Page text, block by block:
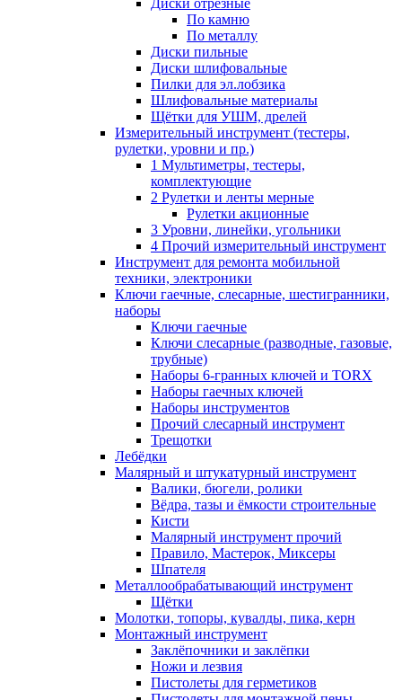
Диски отрезные
По камню
По металлу
Диски пильные
Диски шлифовальные
Пилки для эл.лобзика
Шлифовальные материалы
Щётки для УШМ, дрелей
Измерительный инструмент (тестеры,
рулетки, уровни и пр.)
1 Мультиметры, тестеры,
комплектующие
2 Рулетки и ленты мерные
Рулетки акционные
3 Уровни, линейки, угольники
4 Прочий измерительный инструмент
Инструмент для ремонта мобильной
техники, электроники
Ключи гаечные, слесарные, шестигранники,
наборы
Ключи гаечные
Ключи слесарные (разводные, газовые,
трубные)
Наборы 6-гранных ключей и TORX
Наборы гаечных ключей
Наборы инструментов
Прочий слесарный инструмент
Трещотки
Лебёдки
Малярный и штукатурный инструмент
Валики, бюгели, ролики
Вёдра, тазы и ёмкости строительные
Кисти
Малярный инструмент прочий
Правило, Мастерок, Миксеры
Шпателя
Металлообрабатывающий инструмент
Щётки
Молотки, топоры, кувалды, пика, керн
Монтажный инструмент
Заклёпочники и заклёпки
Ножи и лезвия
Пистолеты для герметиков